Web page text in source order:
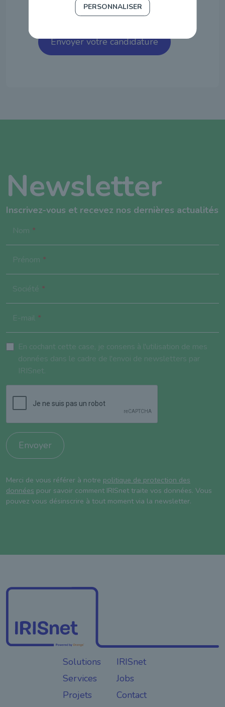
pas à nous envoyer votre CV.
Envoyer votre candidature
Newsletter
Inscrivez-vous et recevez nos dernières actualités
Nom
Prénom
Société
E-mail
En cochant cette case, je consens à l'utilisation de mes
données dans le cadre de l'envoi de newsletters par
IRISnet.
Envoyer
Merci de vous référer à notre politique de protection des
données pour savoir comment IRISnet traite vos données. Vous
pouvez vous désinscrire à tout moment via la newsletter.
Solutions
Services
Projets
IRISnet
Jobs
Contact
PERSONNALISER